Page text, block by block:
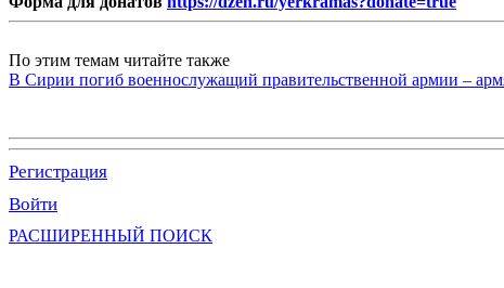
По этим темам читайте также
В Сирии погиб военнослужащий правительственной армии –
Регистрация
Войти
РАСШИРЕННЫЙ ПОИСК